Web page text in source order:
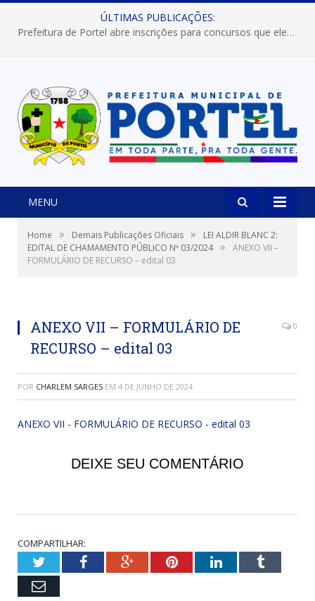
ÚLTIMAS PUBLICAÇÕES:
Prefeitura de Portel abre inscrições para concursos que elegerão os destaques do Verão 2026
MENU
Home » Demais Publicações Oficiais »
LEI ALDIR BLANC 2:
EDITAL DE CHAMAMENTO PÚBLICO Nº 03/2024 »
ANEXO VII –
FORMULÁRIO DE RECURSO – edital 03
ANEXO VII – FORMULÁRIO DE
RECURSO – edital 03
0
POR CHARLEM SARGES EM 4 DE JUNHO DE 2024
ANEXO VII - FORMULÁRIO DE RECURSO - edital 03
DEIXE SEU COMENTÁRIO
COMPARTILHAR:
TwitterFacebookGoogle+PinterestLinkedInTumblr
Email